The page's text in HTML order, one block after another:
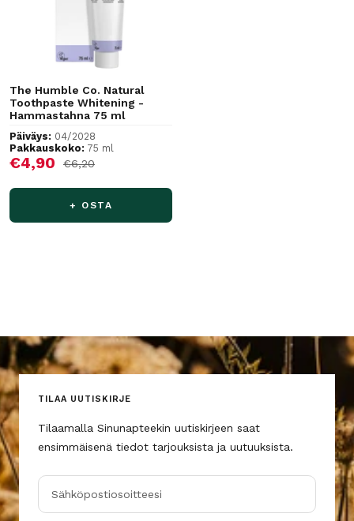
The Humble Co. Natural
Toothpaste Whitening -
Hammastahna 75 ml
Päiväys: 04/2028
Pakkauskoko: 75 ml
Alennushinta
€4,90 Normaalihinta
€6,20
+ OSTA
TILAA UUTISKIRJE
Tilaamalla Sinunapteekin uutiskirjeen saat
ensimmäisenä tiedot tarjouksista ja uutuuksista.
Sähköpostiosoitteesi